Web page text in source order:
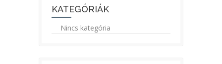
KATEGÓRIÁK
Nincs kategória